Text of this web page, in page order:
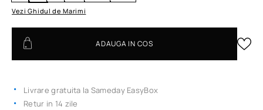
Vezi Ghidul de Marimi
ADAUGA IN COS
Livrare gratuita la Sameday EasyBox
Retur in 14 zile